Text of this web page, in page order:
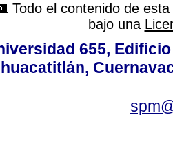
Todo el contenido de
bajo una
655,